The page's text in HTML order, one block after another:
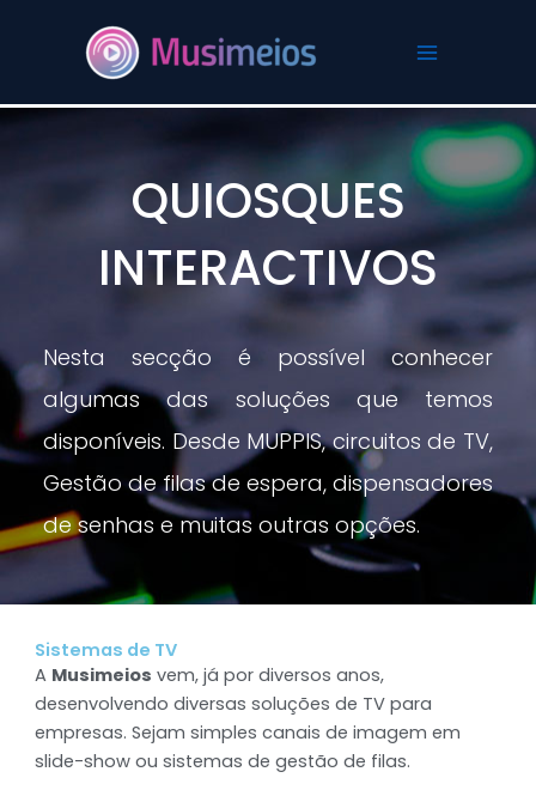
QUIOSQUES
INTERACTIVOS
Nesta secção é possível conhecer
algumas das soluções que temos
disponíveis. Desde MUPPIS, circuitos de TV,
Gestão de filas de espera, dispensadores
de senhas e muitas outras opções.
Sistemas de TV
A Musimeios vem, já por diversos anos,
desenvolvendo diversas soluções de TV para
empresas. Sejam simples canais de imagem em
slide-show ou sistemas de gestão de filas.